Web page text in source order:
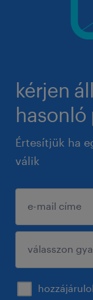
kérjen
hasonló
Értesítjük ha
válik